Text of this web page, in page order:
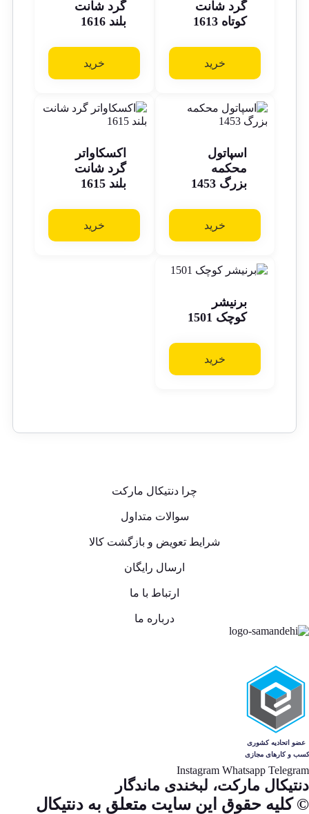
گرد شانت
کوتاه 1613
خرید
گرد شانت
بلند 1616
خرید
اسپاتول
محکمه
بزرگ 1453
خرید
اکسکاواتر
گرد شانت
بلند 1615
خرید
برنیشر
کوچک 1501
خرید
چرا دنتیکال مارکت
سوالات متداول
شرایط تعویض و بازگشت کالا
ارسال رایگان
ارتباط با ما
درباره ما
Telegram
Whatsapp
Instagram
دنتیکال مارکت، لبخندی ماندگار
© کلیه حقوق این سایت متعلق به دنتیکال